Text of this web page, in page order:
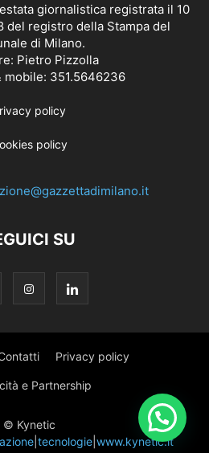
giornalistica registrata il 10
del registro della Stampa del
di Milano.
Pietro Pizzolla
mobile: 351.5646236
policy
policy
SU
Privacy policy
e Partnership
© Kynetic
tecnologie www.kynetic.it